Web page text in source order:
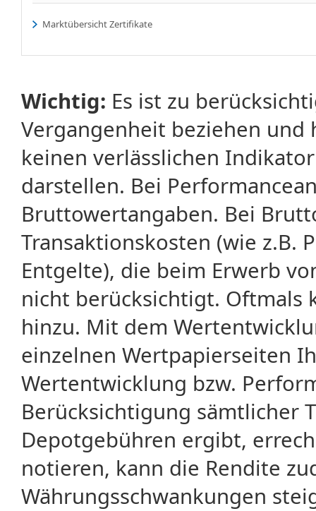
Marktübersicht Zertifikate
Wichtig: Es ist zu
Vergangenheit beziehen
keinen verlässlichen
darstellen. Bei
Bruttowertangaben. Bei
Transaktionskosten (wie z.B.
Entgelte), die beim Erwerb
nicht berücksichtigt. Oftmals
hinzu. Mit dem
einzelnen Wertpapierseiten
Wertentwicklung bzw.
Berücksichtigung sämtlicher
Depotgebühren ergibt,
notieren, kann die Rendite
Währungsschwankungen